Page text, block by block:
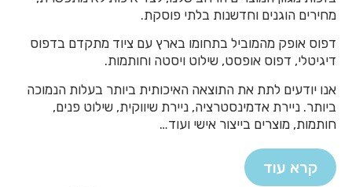
מחירים הוגנים וחדשנות בלתי פוסקת.
דפוס אופק מהמוביל בתחומו בארץ עם ציוד מתקדם בדפוס
דיגיטלי, דפוס אופסט, שילוט ויסטה וחותמות.
אנו יודעים לתת את התוצאה האיכותית ביותר בעלות הנמוכה
ביותר. ניירת אדמינסטרציה, ניירת שיווקית, שילוט פנים,
חותמות, מוצרים בייצור אישי ועוד…
קרא עוד